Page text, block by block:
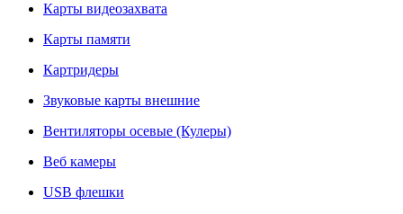
Карты видеозахвата
Карты памяти
Картридеры
Звуковые карты внешние
Вентиляторы осевые (Кулеры)
Веб камеры
USB флешки